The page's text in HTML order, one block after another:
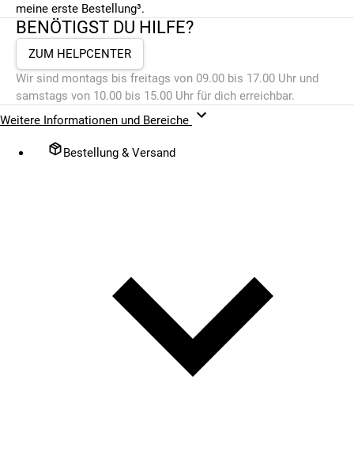
meine erste Bestellung³.
BENÖTIGST DU HILFE?
ZUM HELPCENTER
Wir sind montags bis freitags von 09.00 bis 17.00 Uhr und
samstags von 10.00 bis 15.00 Uhr für dich erreichbar.
Weitere Informationen und Bereiche
Bestellung & Versand